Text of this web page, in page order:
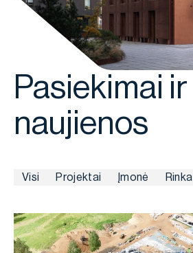
Pasiekimai ir
naujienos
Visi Projektai Įmonė Rinka